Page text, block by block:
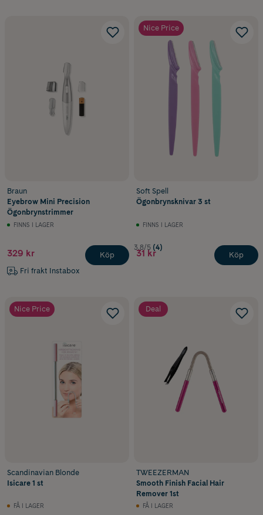
Braun
Eyebrow Mini Precision
Ögonbrynstrimmer
FINNS I LAGER
329 kr
Fri frakt Instabox
Köp
Nice Price
Soft Spell
Ögonbrynsknivar 3 st
FINNS I LAGER
3.8/5 (4)
31 kr Köp
Nice Price
Scandinavian Blonde
Isicare 1 st
FÅ I LAGER
Deal
TWEEZERMAN
Smooth Finish Facial Hair
Remover 1st
FÅ I LAGER